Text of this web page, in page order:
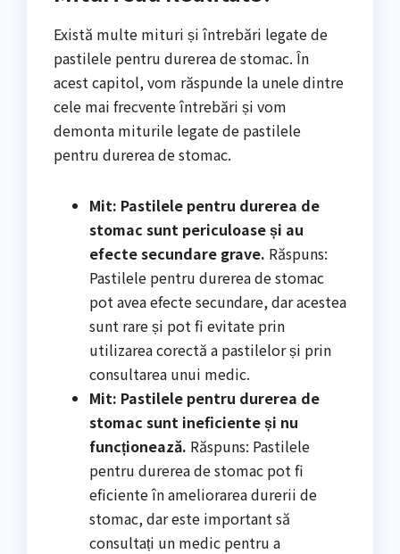
Există multe mituri și întrebări legate de
pastilele pentru durerea de stomac. În
acest capitol, vom răspunde la unele dintre
cele mai frecvente întrebări și vom
demonta miturile legate de pastilele
pentru durerea de stomac.
Mit: Pastilele pentru durerea de
stomac sunt periculoase și au
efecte secundare grave. Răspuns:
Pastilele pentru durerea de stomac
pot avea efecte secundare, dar acestea
sunt rare și pot fi evitate prin
utilizarea corectă a pastilelor și prin
consultarea unui medic.
Mit: Pastilele pentru durerea de
stomac sunt ineficiente și nu
funcționează. Răspuns: Pastilele
pentru durerea de stomac pot fi
eficiente în ameliorarea durerii de
stomac, dar este important să
consultați un medic pentru a